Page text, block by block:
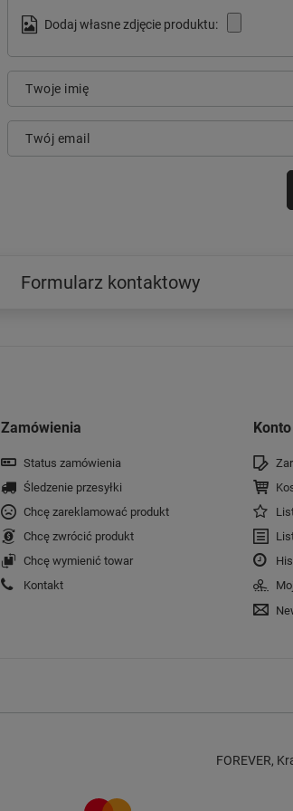
Dodaj własne zdjęcie produktu:
Twoje imię
Twój email
Formularz kontaktowy
Zamówienia
Status zamówienia
Śledzenie przesyłki
Chcę zareklamować produkt
Chcę zwrócić produkt
Chcę wymienić towar
Kontakt
Konto
FOREVER,